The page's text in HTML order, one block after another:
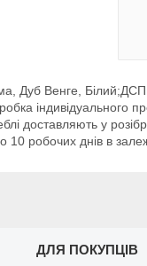
Дуб Венге,
індивідуального
доставляють у
робочих днів в
ДЛЯ ПОКУПЦІВ